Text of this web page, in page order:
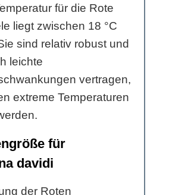
für die Rote
liegt zwischen 18 °C
sind relativ robust und
leichte
vertragen,
extreme Temperaturen
für
davidi
der Roten